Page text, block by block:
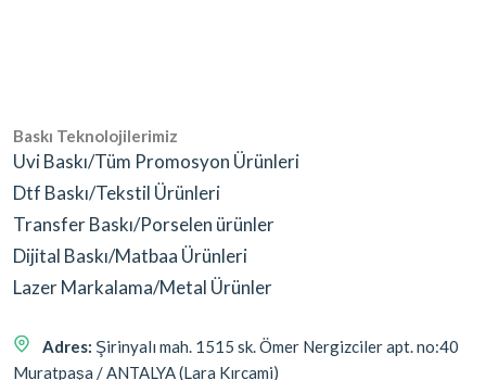
Baskı Teknolojilerimiz
Uvi Baskı/Tüm Promosyon Ürünleri
Dtf Baskı/Tekstil Ürünleri
Transfer Baskı/Porselen ürünler
Dijital Baskı/Matbaa Ürünleri
Lazer Markalama/Metal Ürünler
Adres: Şirinyalı mah. 1515 sk. Ömer Nergizciler apt. no:40
Muratpaşa / ANTALYA (Lara Kırcami)